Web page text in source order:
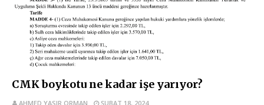
CMK boykotu ne kadar işe yarıyor?
AHMED YASIR ORMAN ŞUBAT 18, 2024